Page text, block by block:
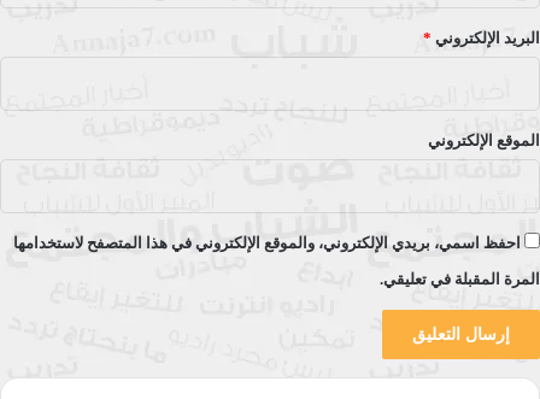
البريد الإلكتروني *
الموقع الإلكتروني
احفظ اسمي، بريدي الإلكتروني، والموقع الإلكتروني في هذا المتصفح لاستخدامها
المرة المقبلة في تعليقي.